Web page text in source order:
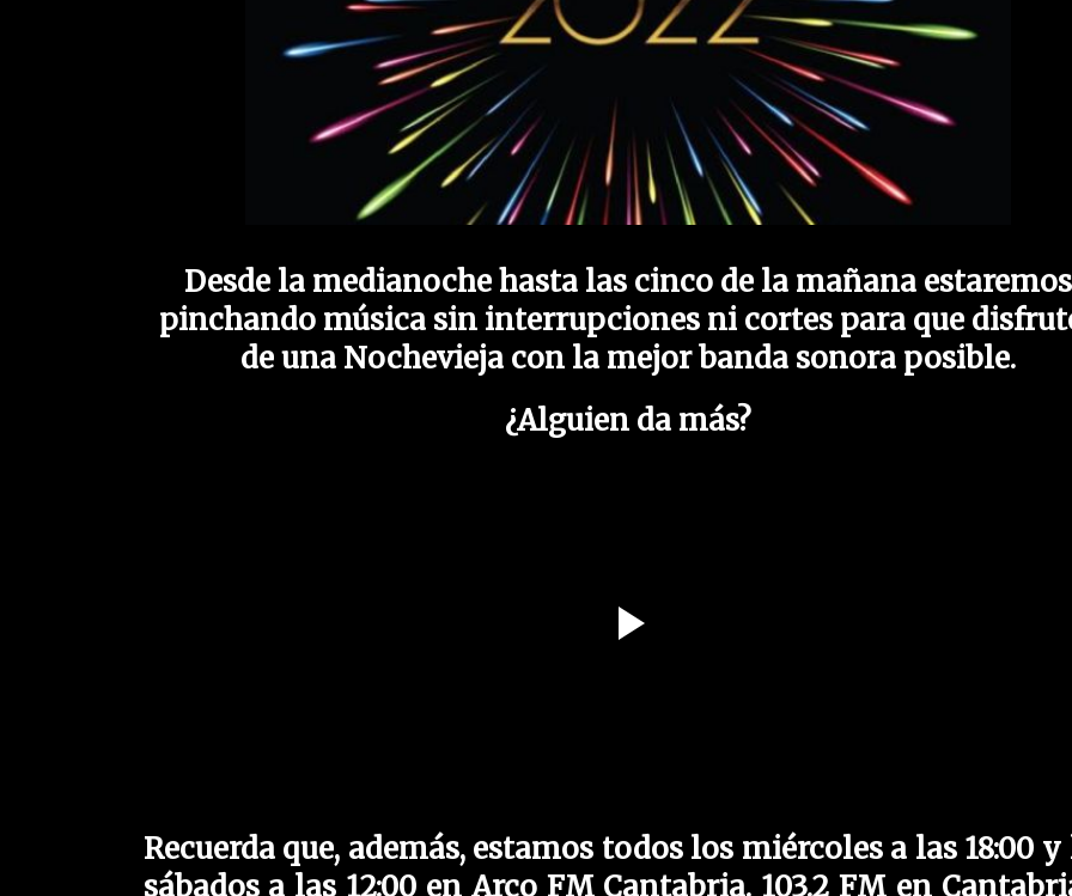
Desde la medianoche hasta las cinco de la mañana estaremos
pinchando música sin interrupciones ni cortes para que
de una Nochevieja con la mejor banda sonora posible.
¿Alguien da más?
Recuerda que, además, estamos todos los miércoles a las 18:00 y
sábados a las 12:00 en Arco FM Cantabria. 103.2 FM en